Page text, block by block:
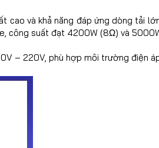
cao và khả năng đáp ứng dòng tải
công suất đạt 4200W (8Ω) và
– 220V, phù hợp môi trường điện